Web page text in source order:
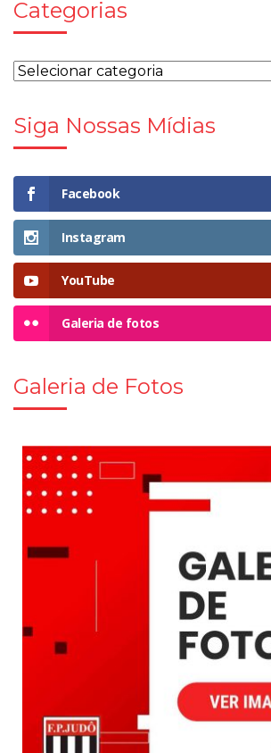
Categorias
Siga Nossas Mídias
Facebook
Instagram
YouTube
Galeria de fotos
Galeria de Fotos